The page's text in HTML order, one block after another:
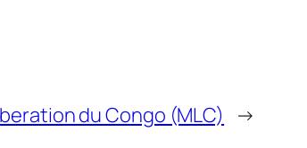
du Congo (MLC) →